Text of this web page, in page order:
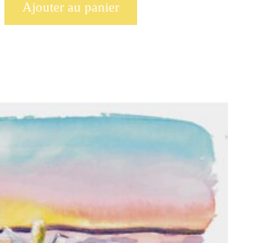
Ajouter au panier